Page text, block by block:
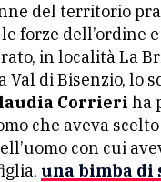
del territorio
forze dell’ordine
in località La
Val di Bisenzio, lo
Corrieri ha
che aveva
con cui
una bimba di